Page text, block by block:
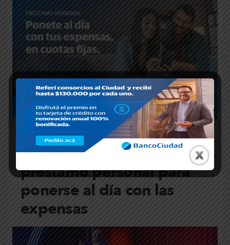
,NOTICIAS
Banco Ciudad: ofrece
préstamo personal para
ponerse al día con las
expensas